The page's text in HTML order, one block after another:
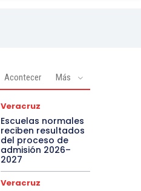
Acontecer Más
Veracruz
Escuelas normales
reciben resultados
del proceso de
admisión 2026–
2027
Veracruz